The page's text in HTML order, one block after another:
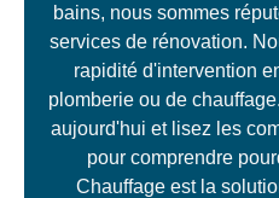
bains, nous sommes
services de rénovation.
rapidité d'intervention
plomberie ou de
aujourd'hui et lisez les
pour comprendre
Chauffage est la